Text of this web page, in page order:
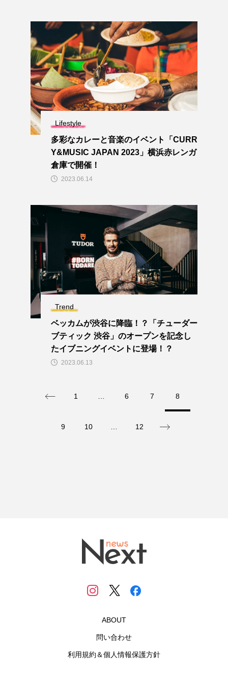
Lifestyle
多彩なカレーと音楽のイベント「CURR
Y&MUSIC JAPAN 2023」横浜赤レンガ
倉庫で開催！
2023.06.14
Trend
ベッカムが渋谷に降臨！？「チューダー
ブティック 渋谷」のオープンを記念し
たイブニングイベントに登場！？
2023.06.13
1 … 6 7 8
9 10 … 12
ABOUT
問い合わせ
利用規約＆個人情報保護方針